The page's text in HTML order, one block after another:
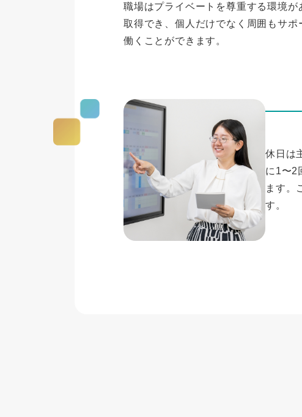
職場はプライベートを尊重する環境
取得でき、個人だけでなく周囲もサ
働くことができます。
休日は
に1〜2
ます。
す。